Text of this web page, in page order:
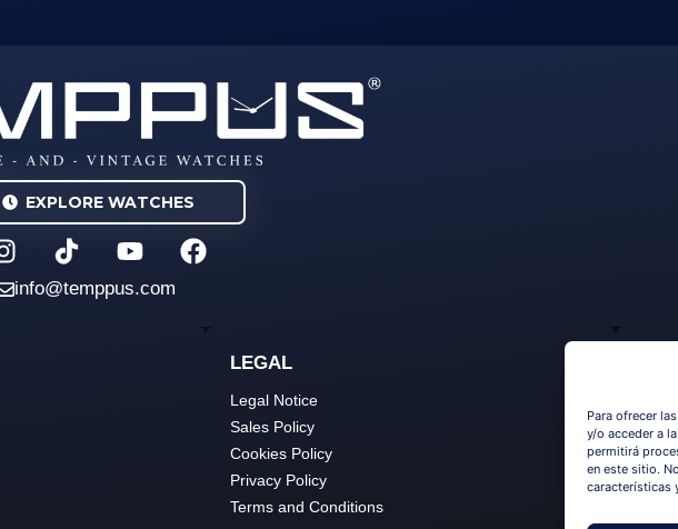
Para ofrecer
y/o acceder a
permitirá
en este sitio.
características
EXPLORE WATCHES
I
n
s
Y
o
u
F
a
info@temppus.com
LEGAL
Legal Notice
Sales Policy
Cookies Policy
Privacy Policy
Terms and Conditions